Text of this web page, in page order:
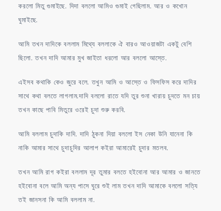
করলো মিতু গুমাইছে. দিদা বললো আমিও গুমাই গেছিলাম. আর ও কখোন
ঘুমাইছে.
আমি তখন দাদিকে বললাম মিথ্যে বললাকে ঐ বারও আওয়াজটা একটু বেশি
ছিলো. তখন দাদি আমার মুখ জাইতা ধরলো আর বললো আস্তে.
এইসব কথাকি কেও জুরে বলে. তখুন আমি ও আস্তে ও ফিসফিস করে দাদির
সাথে কথা বলতে লাগলাম.দাদি বললো রাতে যদি তুর শুনা খারায় চুদতে মন চায়
তখন কাছে পাবি মিতুরে ওরেই চুদা শুরু করবি.
আমি বললাম চুদাকি দাদি. দাদি ঠুকনা দিয়া বললো ইস নেকা উনি যানেনা কি
নাকি আমার সাথে চুদাচুদির আলাপ কইরা আমারেই চুদার মতলব.
তখন আমি রাগ কইরা বললাম দূর তুমার বলতে হইবোনা আর আমার ও জানতে
হইবোনা বলে আমি অন্য পাসে ঘুরে শুই লাম তখন দাদি আমাকে বললো সত্যি
তই জানসনা কি আমি বললাম না.